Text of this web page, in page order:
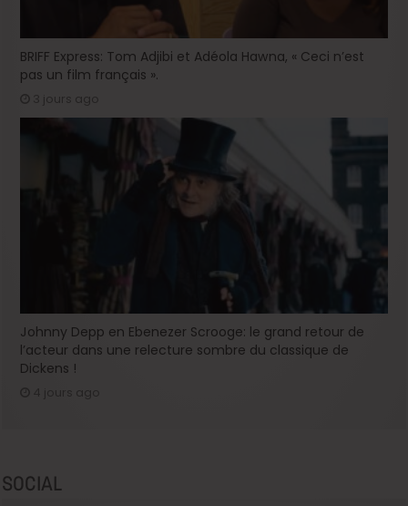
BRIFF Express: Tom Adjibi et Adéola Hawna, « Ceci n’est
pas un film français ».
3 jours ago
Johnny Depp en Ebenezer Scrooge: le grand retour de
l’acteur dans une relecture sombre du classique de
Dickens !
SOCIAL